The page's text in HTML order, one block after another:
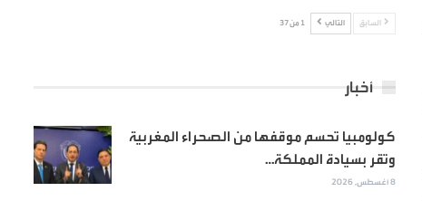
السابق التالي 1 من 37
أخبار
كولومبيا تحسم موقفها من الصحراء المغربية
وتقر بسيادة المملكة…
8 أغسطس, 2026